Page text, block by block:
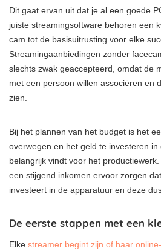
Dit gaat ervan uit dat je al een goede
juiste streamingsoftware behoren een
cam tot de basisuitrusting voor elke
Streamingaanbiedingen zonder
slechts zwak geaccepteerd, omdat de
met een persoon willen associëren en
zien.
Bij het plannen van het budget is het
overwegen en het geld te investeren
belangrijk vindt voor het
een stijgend inkomen ervoor zorgen
investeert in de apparatuur en deze
De eerste stappen met een
Elke streamer begint zijn of haar